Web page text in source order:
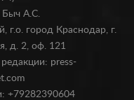
Быч А.С.
г.о. город Краснодар, г.
д. 2, оф. 121
press-
+79282390604